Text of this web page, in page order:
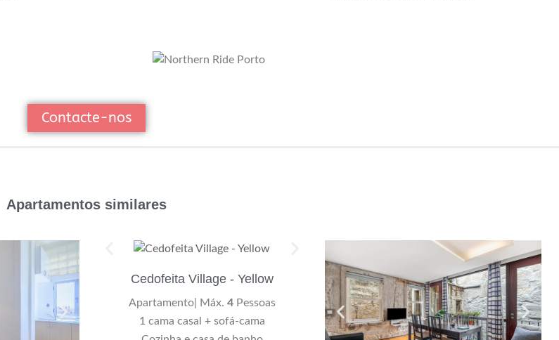
Contacte-nos
Apartamentos similares
Cedofeita Village - Yellow
Apartamento| Máx. 4Pessoas
1 cama casal + sofá-cama